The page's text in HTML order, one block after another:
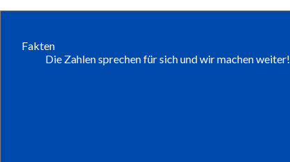
Fakten
Die Zahlen sprechen für sich und wir machen weiter!